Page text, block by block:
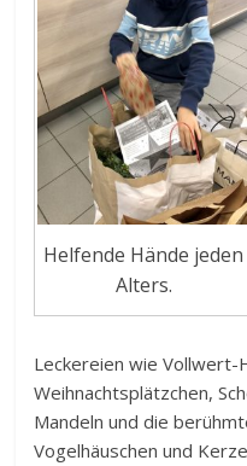
Helfende Hände jeden
Alters.
Leckereien wie Vollwert-
Weihnachtsplätzchen,
Mandeln und die
Vogelhäuschen und